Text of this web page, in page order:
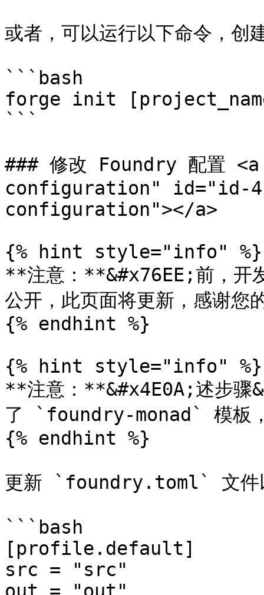
或者，可以运行以下命令，
```bash
forge init
```
### 修改 Foundry 配置
configuration" id="id-
configuration"></a>
{% hint style="info" %}
**注意：**&#x76EE;前，开
公开，此页面将更新，感谢您
{% endhint %}
{% hint style="info" %}
**注意：**&#x4E0A;述步
了 `foundry-monad` 模板，
{% endhint %}
更新 `foundry.toml` 文件
```bash
[profile.default]
src = "src"